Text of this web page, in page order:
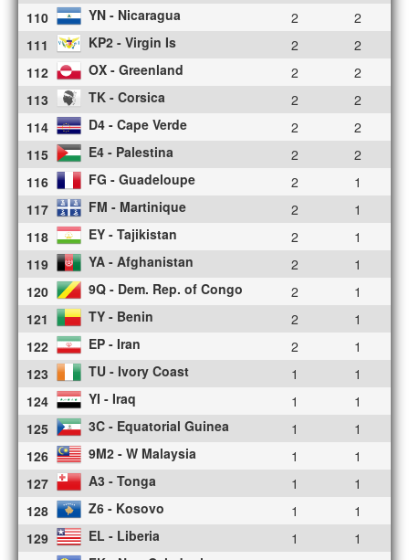
110
YN - Nicaragua 2
2
111
KP2 - Virgin Is 2
2
112
OX - Greenland 2
2
113
TK - Corsica 2
2
114
D4 - Cape Verde 2
2
115
E4 - Palestina 2
2
116
FG - Guadeloupe 2
1
117
FM - Martinique 2
1
118
EY - Tajikistan 2
1
119
YA - Afghanistan 2
1
120
9Q - Dem. Rep. of Congo 2
1
121
TY - Benin 2
1
122
EP - Iran 2
1
123
TU - Ivory Coast 1
1
124
YI - Iraq 1
1
125
3C - Equatorial Guinea 1
1
126
9M2 - W Malaysia 1
1
127
A3 - Tonga 1
1
128
Z6 - Kosovo 1
1
129
EL - Liberia 1
1